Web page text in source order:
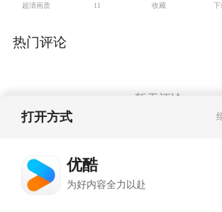
都失败了，但他们并不气馁
超清画质 11 收藏 下
热门评论
暂无评论
打开方式
优酷
为好内容全力以赴